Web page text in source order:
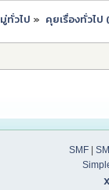
ทั่วไป » คุยเรื่องทั่วไป
SMF|